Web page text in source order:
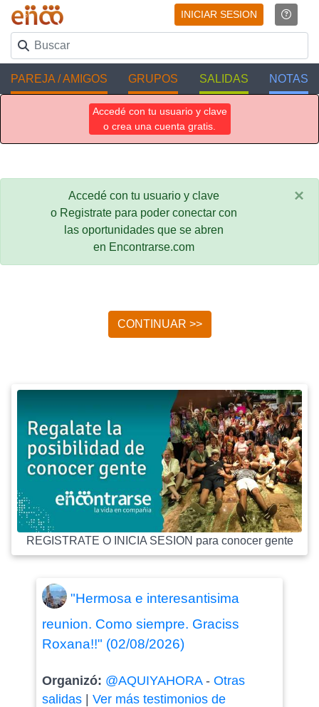
INICIAR SESION
PAREJA / AMIGOS GRUPOS SALIDAS NOTAS
Accedé con tu usuario y clave
o crea una cuenta gratis.
Accedé con tu usuario y clave
o Registrate para poder conectar con
las oportunidades que se abren
en Encontrarse.com
×
CONTINUAR >>
REGISTRATE O INICIA SESION para conocer gente
"Hermosa e interesantisima
reunion. Como siempre. Graciss
Roxana!!" (02/08/2026)
Organizó: @AQUIYAHORA- Otras
salidas| Ver más testimonios de